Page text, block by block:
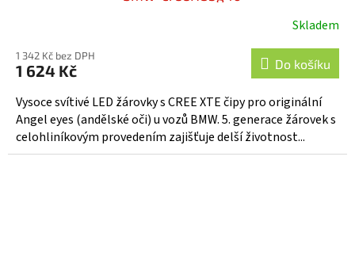
Skladem
1 342 Kč bez DPH
1 624 Kč Do košíku
Vysoce svítivé LED žárovky s CREE XTE čipy pro originální
Angel eyes (andělské oči) u vozů BMW. 5. generace žárovek s
celohliníkovým provedením zajišťuje delší životnost...